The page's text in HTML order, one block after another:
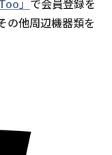
」 で会員登録を
の他周辺機器類を